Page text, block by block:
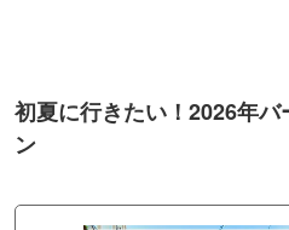
初夏に行きたい！2026年
ン